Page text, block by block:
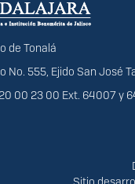
de Tonalá
No. 555, Ejido San José
00 23 00 Ext. 64007 y